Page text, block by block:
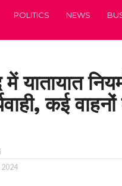
POLITICS NEWS
यातायात
कई